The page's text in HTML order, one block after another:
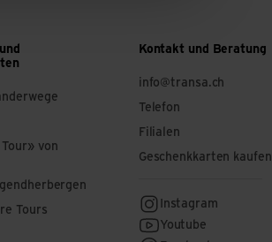
von
Tours
Kontakt und Beratung
info@transa.ch
Telefon
Filialen
Geschenkkarten kaufen
Instagram
Youtube